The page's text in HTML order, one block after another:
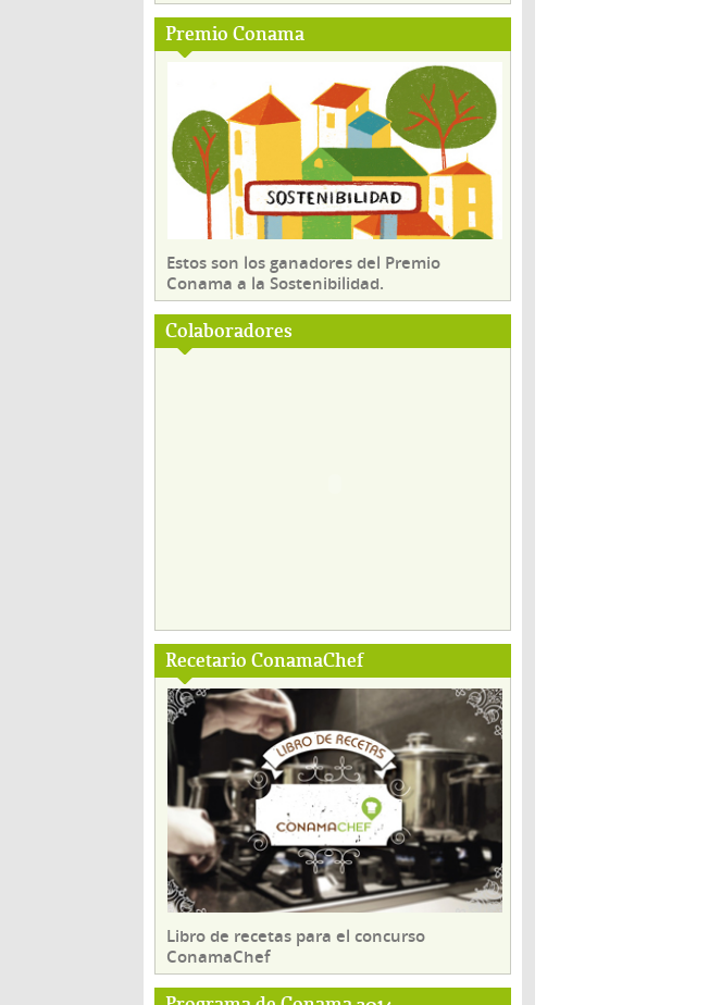
Premio Conama
Estos son los ganadores del Premio
Conama a la Sostenibilidad.
Colaboradores
Recetario ConamaChef
Libro de recetas para el concurso
ConamaChef